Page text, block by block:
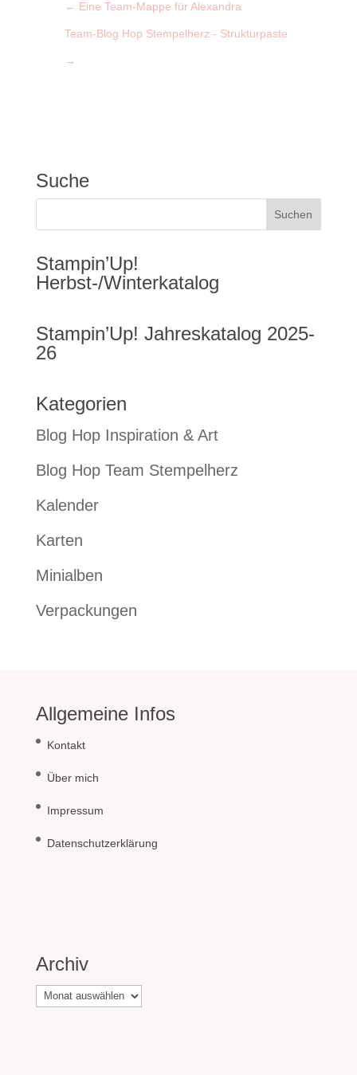
← Eine Team-Mappe für Alexandra
Team-Blog Hop Stempelherz - Strukturpaste
→
Suche
Stampin’Up!
Herbst-/Winterkatalog
Stampin’Up! Jahreskatalog 2025-
26
Kategorien
Blog Hop Inspiration & Art
Blog Hop Team Stempelherz
Kalender
Karten
Minialben
Verpackungen
Allgemeine Infos
Kontakt
Über mich
Impressum
Datenschutzerklärung
Archiv
Archiv